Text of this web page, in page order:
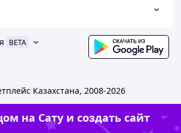
BETA
Казахстана, 2008-2026
на Сату и создать сайт